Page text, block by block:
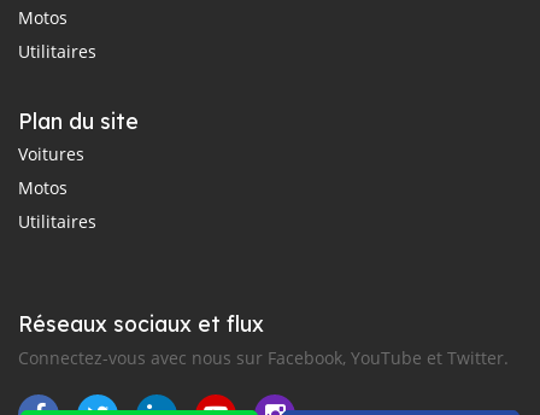
Motos
Utilitaires
Plan du site
Voitures
Motos
Utilitaires
Réseaux sociaux et flux
Connectez-vous avec nous sur Facebook, YouTube et Twitter.